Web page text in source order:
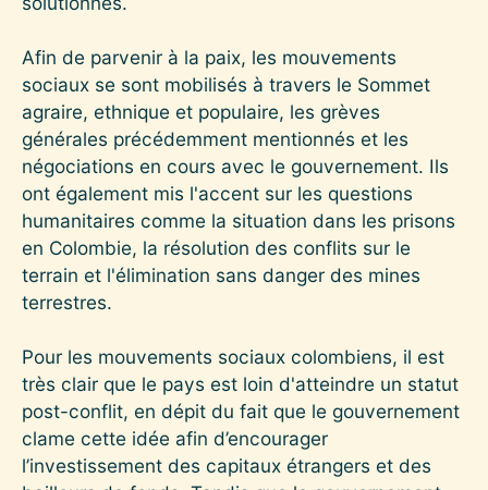
Afin de parvenir à la paix, les mouvements
sociaux se sont mobilisés à travers le Sommet
agraire, ethnique et populaire, les grèves
générales précédemment mentionnés et les
négociations en cours avec le gouvernement. Ils
ont également mis l'accent sur les questions
humanitaires comme la situation dans les prisons
en Colombie, la résolution des conflits sur le
terrain et l'élimination sans danger des mines
terrestres.
Pour les mouvements sociaux colombiens, il est
très clair que le pays est loin d'atteindre un statut
post-conflit, en dépit du fait que le gouvernement
clame cette idée afin d’encourager
l’investissement des capitaux étrangers et des